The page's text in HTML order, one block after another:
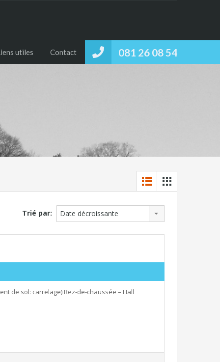
081 26 08 54
utiles Contact
Trié par: Date décroissante
de sol: carrelage) Rez-de-chaussée – Hall